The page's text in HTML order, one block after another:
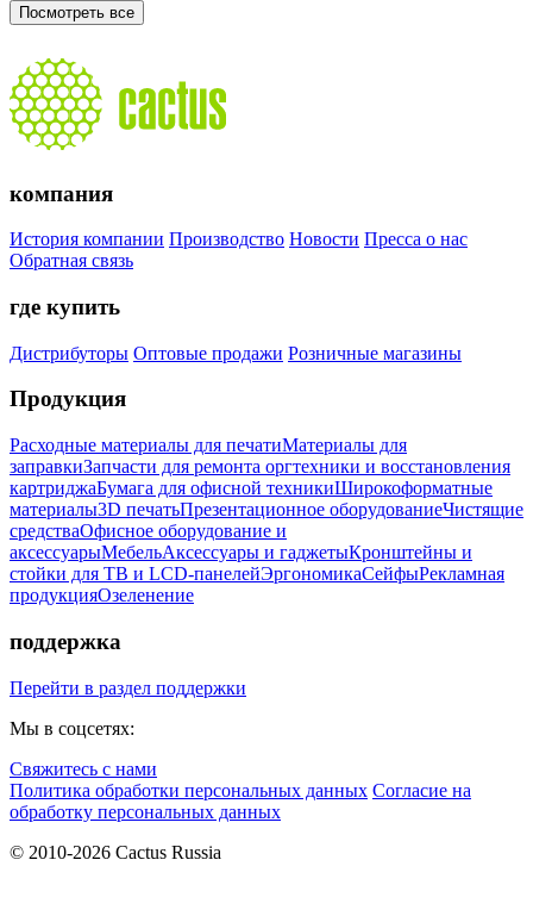
Посмотреть все
компания
История компании Производство Новости Пресса о нас
Обратная связь
где купить
Дистрибуторы Оптовые продажи Розничные магазины
Продукция
Расходные материалы для печатиМатериалы для
заправкиЗапчасти для ремонта оргтехники и восстановления
картриджаБумага для офисной техникиШирокоформатные
материалы3D печатьПрезентационное оборудованиеЧистящие
средстваОфисное оборудование и
аксессуарыМебельАксессуары и гаджетыКронштейны и
стойки для ТВ и LCD-панелейЭргономикаСейфыРекламная
продукцияОзеленение
поддержка
Перейти в раздел поддержки
Мы в соцсетях:
Свяжитесь с нами
Политика обработки персональных данных Согласие на
обработку персональных данных
© 2010-2026 Cactus Russia